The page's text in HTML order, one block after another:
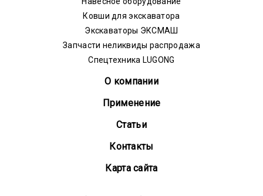
Ковши для экскаватора
Экскаваторы ЭКСМАШ
Запчасти неликвиды распродажа
Спецтехника LUGONG
О компании
Применение
Статьи
Контакты
Карта сайта